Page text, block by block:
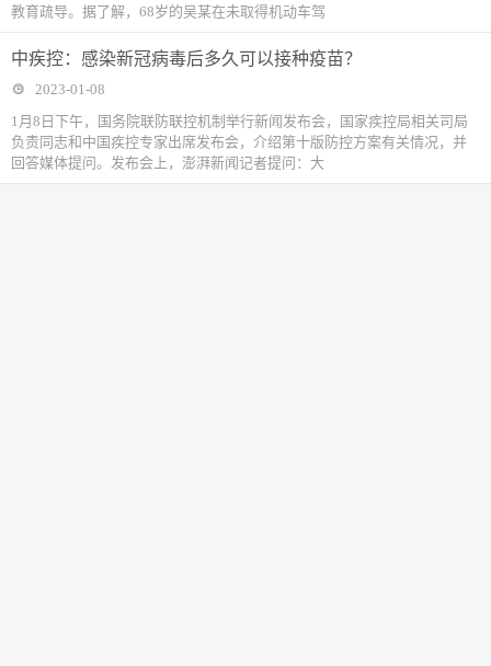
教育疏导。据了解，68岁的吴某在未取得机动车驾
中疾控：感染新冠病毒后多久可以接种疫苗？
2023-01-08
1月8日下午，国务院联防联控机制举行新闻发布会，国家疾控局相关司局
负责同志和中国疾控专家出席发布会，介绍第十版防控方案有关情况，并
回答媒体提问。发布会上，澎湃新闻记者提问：大